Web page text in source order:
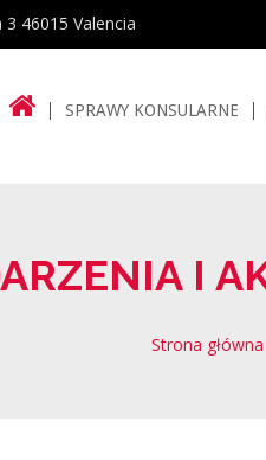
46015 Valencia
SPRAWY KONSULARNE
I
Strona główna